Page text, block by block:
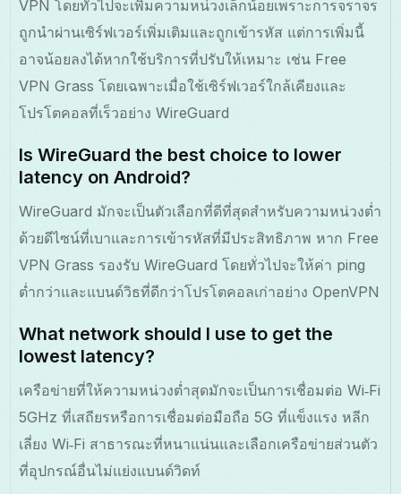
VPN โดยทั่วไปจะเพิ่มความหน่วงเล็กน้อยเพราะการจราจร
ถูกนำผ่านเซิร์ฟเวอร์เพิ่มเติมและถูกเข้ารหัส แต่การเพิ่มนี้
อาจน้อยลงได้หากใช้บริการที่ปรับให้เหมาะ เช่น Free
VPN Grass โดยเฉพาะเมื่อใช้เซิร์ฟเวอร์ใกล้เคียงและ
โปรโตคอลที่เร็วอย่าง WireGuard
Is WireGuard the best choice to lower
latency on Android?
WireGuard มักจะเป็นตัวเลือกที่ดีที่สุดสำหรับความหน่วงต่ำ
ด้วยดีไซน์ที่เบาและการเข้ารหัสที่มีประสิทธิภาพ หาก Free
VPN Grass รองรับ WireGuard โดยทั่วไปจะให้ค่า ping
ต่ำกว่าและแบนด์วิธที่ดีกว่าโปรโตคอลเก่าอย่าง OpenVPN
What network should I use to get the
lowest latency?
เครือข่ายที่ให้ความหน่วงต่ำสุดมักจะเป็นการเชื่อมต่อ Wi‑Fi
5GHz ที่เสถียรหรือการเชื่อมต่อมือถือ 5G ที่แข็งแรง หลีก
เลี่ยง Wi‑Fi สาธารณะที่หนาแน่นและเลือกเครือข่ายส่วนตัว
ที่อุปกรณ์อื่นไม่แย่งแบนด์วิดท์